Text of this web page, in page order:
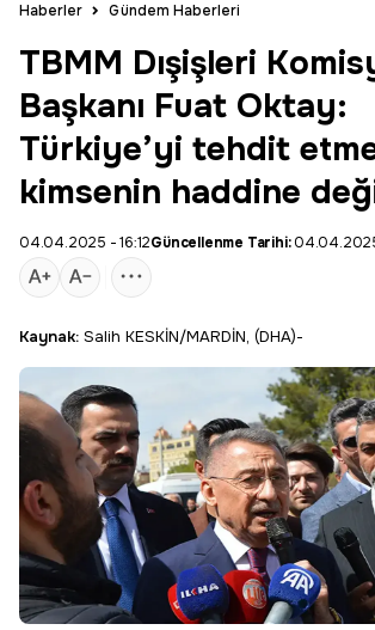
Haberler Gündem Haberleri
TBMM Dışişleri
Başkanı Fuat Oktay:
Türkiye’yi tehdit
kimsenin haddine
04.04.2025 - 16:12Güncellenme Tarihi:
Kaynak: Salih KESKİN/MARDİN, (DHA)-